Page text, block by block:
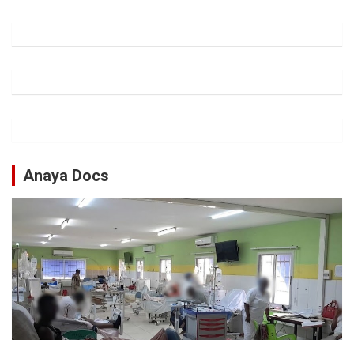
Anaya Docs